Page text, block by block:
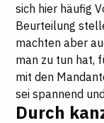
sich hier häufig
Beurteilung
machten aber
man zu tun hat,
mit den
sei spannend
Durch